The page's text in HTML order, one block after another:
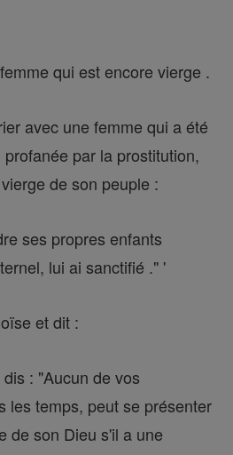
qui est encore vierge .
avec une femme qui a été
par la prostitution,
de son peuple :
ses propres enfants
lui ai sanctifié ." '
et dit :
: "Aucun de vos
les temps, peut se présenter
de son Dieu s'il a une